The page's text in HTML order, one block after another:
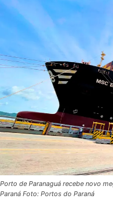
Porto de Paranaguá recebe novo
Paraná Foto: Portos do Paraná